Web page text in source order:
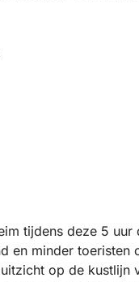
tijdens deze 5
en minder toeristen
op de kustlijn